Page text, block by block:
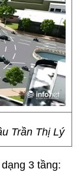
Trần Thị Lý
3 tầng: